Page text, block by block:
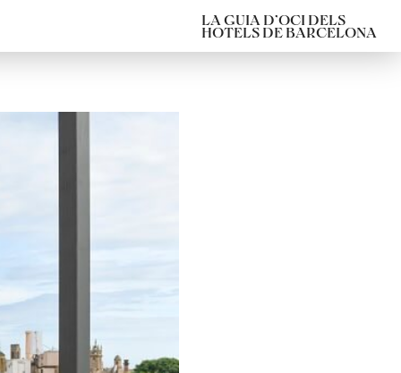
LA GUIA D’OCI DELS
HOTELS DE BARCELONA